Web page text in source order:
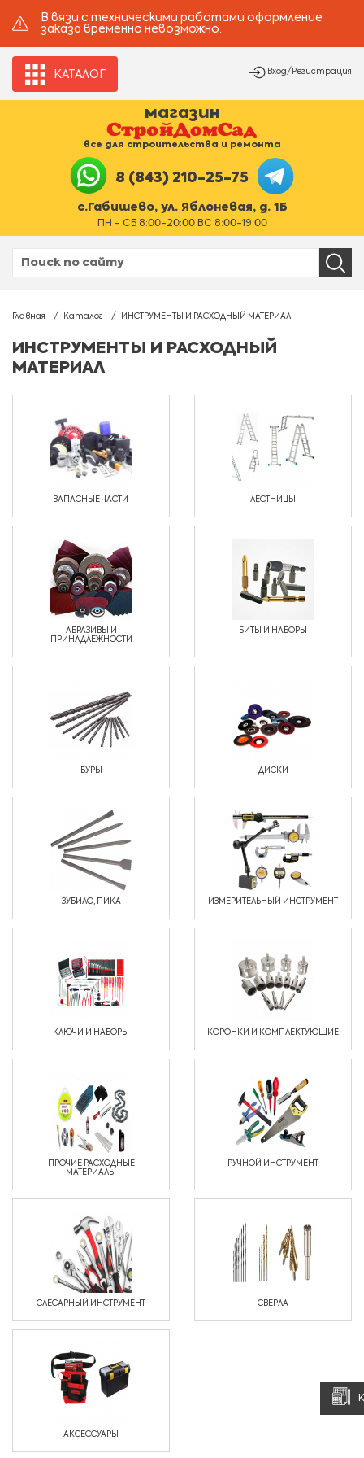
В вязи с техническими работами оформление
заказа временно невозможно.
КАТАЛОГ Вход/Регистрация
магазин
все для строительства и ремонта
8 (843) 210-25-75
с.Габишево, ул. Яблоневая, д. 1Б
ПН - СБ 8:00-20:00 ВС 8:00-19:00
Главная Каталог ИНСТРУМЕНТЫ И РАСХОДНЫЙ МАТЕРИАЛ
ИНСТРУМЕНТЫ И РАСХОДНЫЙ
МАТЕРИАЛ
ЗАПАСНЫЕ ЧАСТИ ЛЕСТНИЦЫ
АБРАЗИВЫ И
ПРИНАДЛЕЖНОСТИ
БИТЫ И НАБОРЫ
БУРЫ ДИСКИ
ЗУБИЛО, ПИКА ИЗМЕРИТЕЛЬНЫЙ ИНСТРУМЕНТ
КЛЮЧИ И НАБОРЫ КОРОНКИ И КОМПЛЕКТУЮЩИЕ
ПРОЧИЕ РАСХОДНЫЕ
МАТЕРИАЛЫ
РУЧНОЙ ИНСТРУМЕНТ
СЛЕСАРНЫЙ ИНСТРУМЕНТ СВЕРЛА
АКСЕССУАРЫ